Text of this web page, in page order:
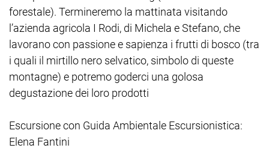
forestale). Termineremo la mattinata visitando
l’azienda agricola I Rodi, di Michela e Stefano, che
lavorano con passione e sapienza i frutti di bosco (tra
i quali il mirtillo nero selvatico, simbolo di queste
montagne) e potremo goderci una golosa
degustazione dei loro prodotti
Escursione con Guida Ambientale Escursionistica:
Elena Fantini